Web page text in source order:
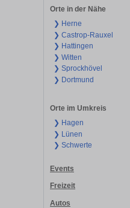
Orte in der Nähe
❯ Herne
❯ Castrop-Rauxel
❯ Hattingen
❯ Witten
❯ Sprockhövel
❯ Dortmund
Orte im Umkreis
❯ Hagen
❯ Lünen
❯ Schwerte
Events
Freizeit
Autos